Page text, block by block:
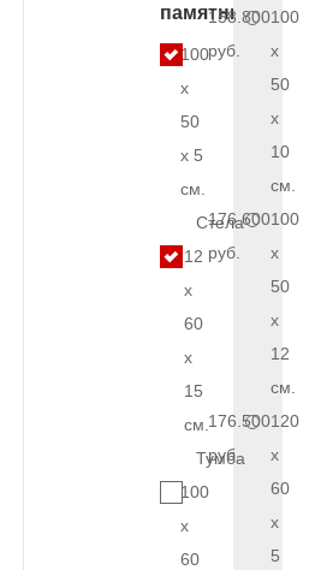
памятника
100
x
50
x 5
см.
Стела
12
x
60
x
15
см.
Тумба
100
x
60
158.800
руб.
100
x
50
x
10
см.
176.600
руб.
100
x
50
x
12
см.
176.500
руб.
120
x
60
x
5